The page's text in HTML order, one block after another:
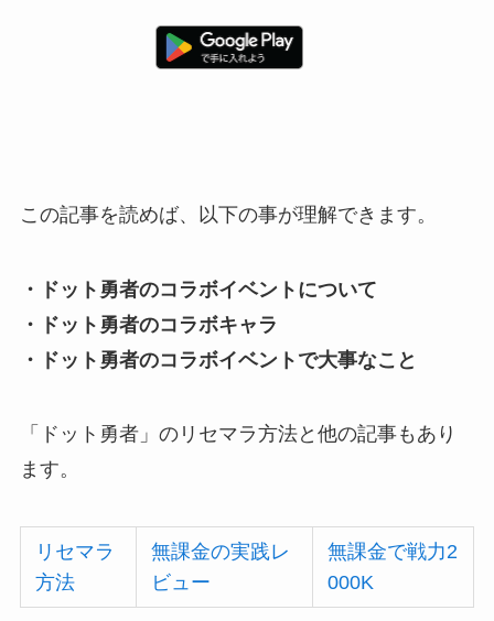
この記事を読めば、以下の事が理解できます。
・ドット勇者のコラボイベントについて
・ドット勇者のコラボキャラ
・ドット勇者のコラボイベントで大事なこと
「ドット勇者」のリセマラ方法と他の記事もあり
ます。
リセマラ
方法
無課金の実践レ
ビュー
無課金で戦力2
000K